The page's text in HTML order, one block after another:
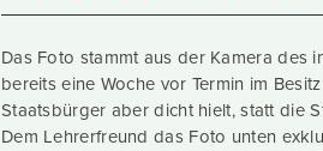
Das Foto stammt aus der Kamera des
bereits eine Woche vor Termin im
Staatsbürger aber dicht hielt, statt die
Dem Lehrerfreund das Foto unten